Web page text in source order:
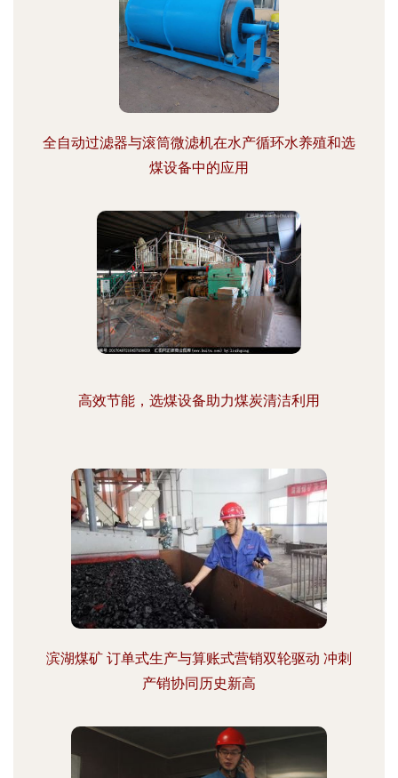
全自动过滤器与滚筒微滤机在水产循环水养殖和选
煤设备中的应用
高效节能，选煤设备助力煤炭清洁利用
滨湖煤矿 订单式生产与算账式营销双轮驱动 冲刺
产销协同历史新高